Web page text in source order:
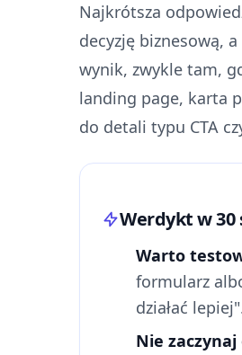
Najkrótsza
decyzję biznesową,
wynik, zwykle tam,
landing page, karta
do detali typu CTA
Werdykt w 30
Warto
formularz
działać
Nie